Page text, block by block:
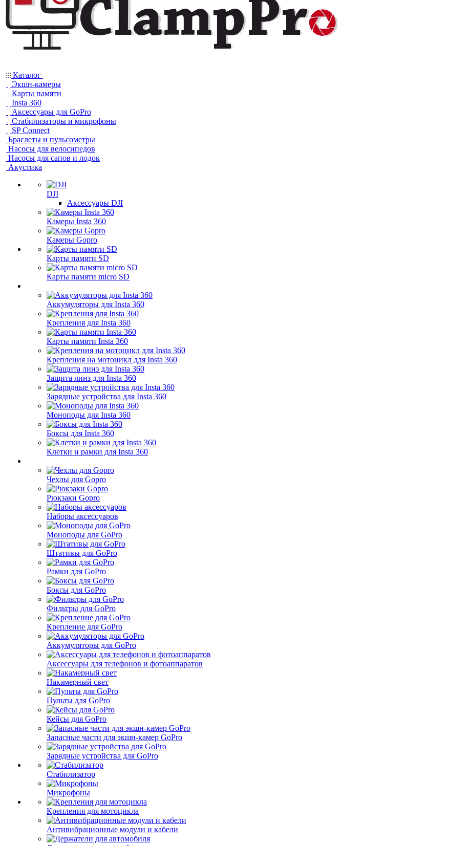
Каталог
Экшн-камеры
Карты памяти
Insta 360
Аксессуары для GoPro
Стабилизаторы и микрофоны
SP Connect
Браслеты и пульсометры
Насосы для велосипедов
Насосы для сапов и лодок
Акустика
DJI
Аксессуары DJI
Камеры Insta 360
Камеры Gopro
Карты памяти SD
Карты памяти micro SD
Аккумуляторы для Insta 360
Крепления для Insta 360
Карты памяти Insta 360
Крепления на мотоцикл для Insta 360
Защита линз для Insta 360
Зарядные устройства для Insta 360
Моноподы для Insta 360
Боксы для Insta 360
Клетки и рамки для Insta 360
Чехлы для Gopro
Рюкзаки Gopro
Наборы аксессуаров
Моноподы для GoPro
Штативы для GoPro
Рамки для GoPro
Боксы для GoPro
Фильтры для GoPro
Крепление для GoPro
Аккумуляторы для GoPro
Аксессуары для телефонов и фотоаппаратов
Накамерный свет
Пульты для GoPro
Кейсы для GoPro
Запасные части для экшн-камер GoPro
Зарядные устройства для GoPro
Стабилизатор
Микрофоны
Крепления для мотоцикла
Антивибрационные модули и кабели